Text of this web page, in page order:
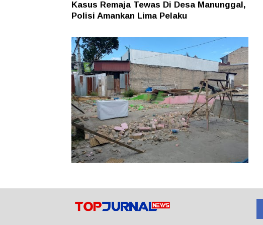
Kasus Remaja Tewas Di Desa Manunggal,
Polisi Amankan Lima Pelaku
Lapor ke Polres Dairi Gegara Tanah
Sengketa